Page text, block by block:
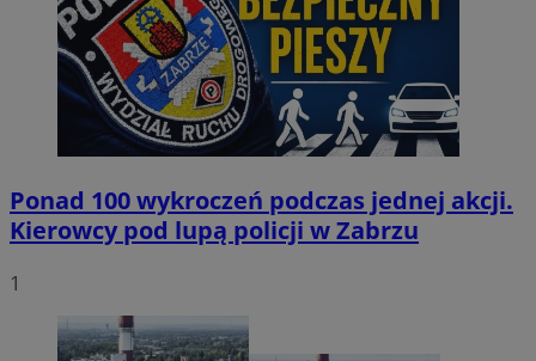
Ponad 100 wykroczeń podczas jednej akcji.
Kierowcy pod lupą policji w Zabrzu
1